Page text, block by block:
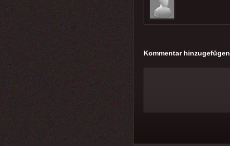
Kommentar hinzugefügen